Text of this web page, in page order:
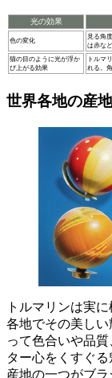
光の効果
色の変化
見る角
は赤など
猫の目のように光が浮か
び上がる効果
トルマ
れる。
世界各地の産地
トルマリンは実
各地でその美し
って色合いや品
ター心をくすぐる
産地の一つがブラ